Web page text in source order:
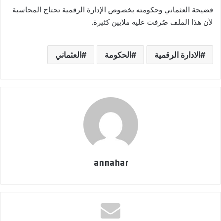
فضيحة العثماني وحكومته بخصوص الإدارة الرقمية تحتاج المحاسبة
لأن هذا الملف صُرفت عليه ملايين كثيرة.
الادارة الرقمية الحكومة العثماني
annahar